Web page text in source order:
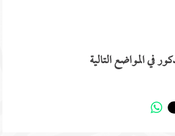
في المواضع التالية